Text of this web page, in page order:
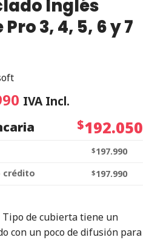
Inglés
3, 4, 5, 6 y 7
IVA Incl.
$192.050
$197.990
crédito
$197.990
Tipo de cubierta tiene un
con un poco de difusión para